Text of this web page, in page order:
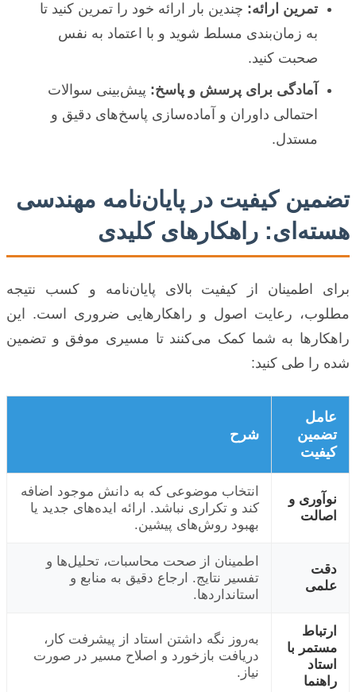
تمرین ارائه: چندین بار ارائه خود را تمرین کنید تا
به زمان‌بندی مسلط شوید و با اعتماد به نفس
صحبت کنید.
آمادگی برای پرسش و پاسخ: پیش‌بینی سوالات
احتمالی داوران و آماده‌سازی پاسخ‌های دقیق و
مستدل.
تضمین کیفیت در پایان‌نامه مهندسی
هسته‌ای: راهکارهای کلیدی
برای اطمینان از کیفیت بالای پایان‌نامه و کسب نتیجه
مطلوب، رعایت اصول و راهکارهایی ضروری است. این
راهکارها به شما کمک می‌کنند تا مسیری موفق و تضمین
شده را طی کنید:
عامل
تضمین
کیفیت
شرح
نوآوری و
اصالت
انتخاب موضوعی که به دانش موجود اضافه
کند و تکراری نباشد. ارائه ایده‌های جدید یا
بهبود روش‌های پیشین.
دقت
علمی
اطمینان از صحت محاسبات، تحلیل‌ها و
تفسیر نتایج. ارجاع دقیق به منابع و
استانداردها.
ارتباط
مستمر با
استاد
راهنما
به‌روز نگه داشتن استاد از پیشرفت کار،
دریافت بازخورد و اصلاح مسیر در صورت
نیاز.